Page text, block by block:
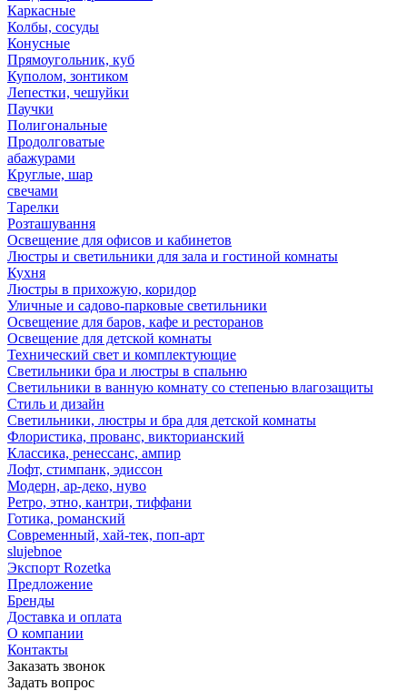
Каркасные
Колбы, сосуды
Конусные
Прямоугольник, куб
Куполом, зонтиком
Лепестки, чешуйки
Паучки
Полигональные
Продолговатые
абажурами
Круглые, шар
свечами
Тарелки
Розташування
Освещение для офисов и кабинетов
Люстры и светильники для зала и гостиной комнаты
Кухня
Люстры в прихожую, коридор
Уличные и садово-парковые светильники
Освещение для баров, кафе и ресторанов
Освещение для детской комнаты
Технический свет и комплектующие
Светильники бра и люстры в спальню
Светильники в ванную комнату со степенью влагозащиты
Стиль и дизайн
Светильники, люстры и бра для детской комнаты
Флористика, прованс, викторианский
Классика, ренессанс, ампир
Лофт, стимпанк, эдиссон
Модерн, ар-деко, нуво
Ретро, этно, кантри, тиффани
Готика, романский
Современный, хай-тек, поп-арт
slujebnoe
Экспорт Rozetka
Предложение
Бренды
Доставка и оплата
О компании
Контакты
Заказать звонок
Задать вопрос